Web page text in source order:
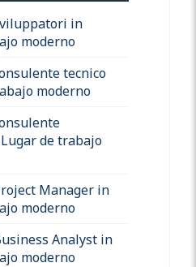
in
moderno
tecnico
moderno
de trabajo
Manager in
moderno
Analyst in
moderno